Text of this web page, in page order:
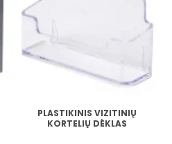
PLASTIKINIS VIZITINIŲ
KORTELIŲ DĖKLAS